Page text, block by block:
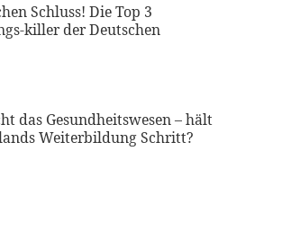
Schluss! Die Top 3
killer der Deutschen
das Gesundheitswesen – hält
Weiterbildung Schritt?